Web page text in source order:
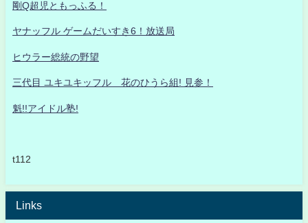
剛Q超児ともっふる！
ヤナッフル ゲームだいすき6！放送局
ヒウラー総統の野望
三代目 ユキユキッフル 花のひうら組! 見参！
魁!!アイドル塾!
t112
Links